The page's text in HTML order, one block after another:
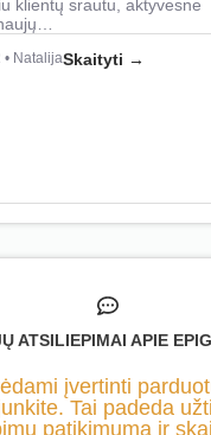
klientų srautu, aktyvesne
NatalijaSkaityti →
ATSILIEPIMAI APIE
įvertinti
Tai padeda
patikimumą ir